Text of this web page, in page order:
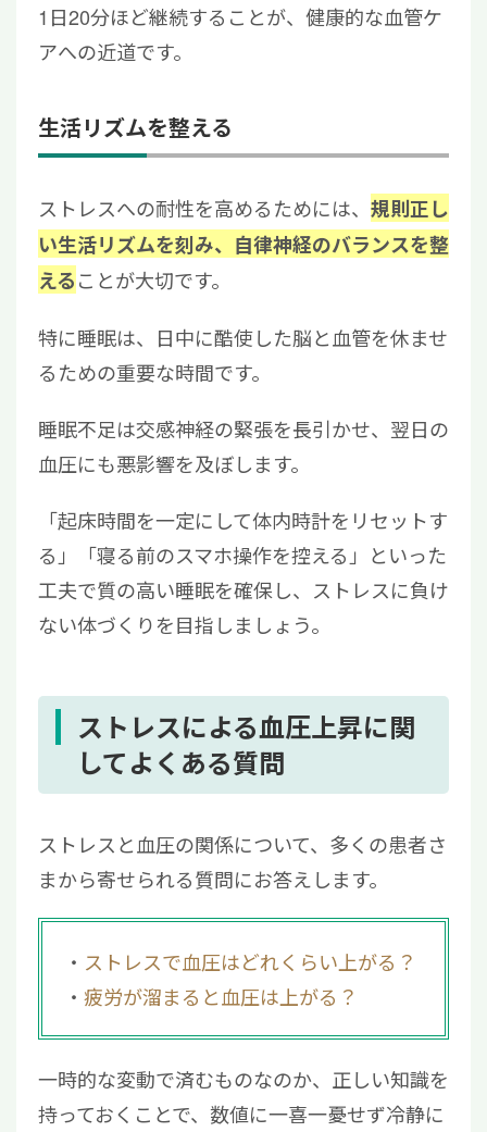
1日20分ほど継続することが、健康的な血管ケ
アへの近道です。
生活リズムを整える
ストレスへの耐性を高めるためには、 規則正し
い生活リズムを刻み、自律神経のバランスを整
えることが大切です。
特に睡眠は、日中に酷使した脳と血管を休ませ
るための重要な時間です。
睡眠不足は交感神経の緊張を長引かせ、翌日の
血圧にも悪影響を及ぼします。
「起床時間を一定にして体内時計をリセットす
る」「寝る前のスマホ操作を控える」といった
工夫で質の高い睡眠を確保し、ストレスに負け
ない体づくりを目指しましょう。
ストレスによる血圧上昇に関
してよくある質問
ストレスと血圧の関係について、多くの患者さ
まから寄せられる質問にお答えします。
ストレスで血圧はどれくらい上がる？
疲労が溜まると血圧は上がる？
一時的な変動で済むものなのか、正しい知識を
持っておくことで、数値に一喜一憂せず冷静に